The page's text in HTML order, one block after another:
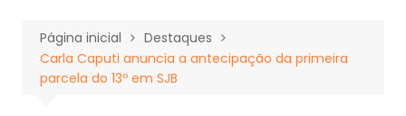
Página inicial
Destaques
Carla Caputi anuncia a antecipação da primeira
parcela do 13º em SJB